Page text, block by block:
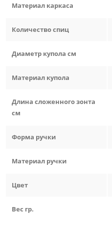
Материал каркаса
Количество спиц
Диаметр купола см
Материал купола
Длина сложенного зонта
см
Форма ручки
Материал ручки
Цвет
Вес гр.